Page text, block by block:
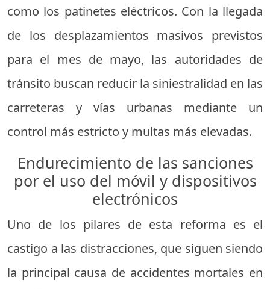
como los patinetes eléctricos. Con la llegada
de los desplazamientos masivos previstos
para el mes de mayo, las autoridades de
tránsito buscan reducir la siniestralidad en las
carreteras y vías urbanas mediante un
control más estricto y multas más elevadas.
Endurecimiento de las sanciones
por el uso del móvil y dispositivos
electrónicos
Uno de los pilares de esta reforma es el
castigo a las distracciones, que siguen siendo
la principal causa de accidentes mortales en